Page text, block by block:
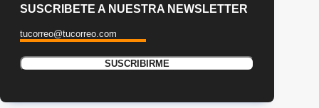
SUSCRIBETE A NUESTRA NEWSLETTER